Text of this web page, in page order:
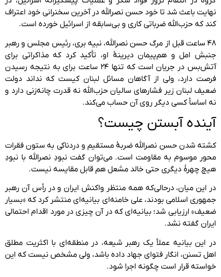
نهایت باعث شد تا خود حسن نصرالله در آخرین سخنرانی خود اعتراف
کند که حزب‌الله ضرباتی کاری و بی‌سابقه از اسرائیل خورده است.
۴۸ ساعت قبل از مرگ حسن نصرالله، نبیه بری، رئیس مجلس و رهبر
جنبش امل و هم‌پیمان دیرینهٔ او، تأکید کرد که مذاکراتی برای
آتش‌بس در جریان است که تنها ۲۴ ساعت برای به نتیجه رسیدن
فرصت دارد، ولی از آگاهان مسائل لبنان کیست که نداند دولت
ضعیف لبنان زیر فشارهای سالیان حزب‌الله نه قدرت چانه‌زنی دارد و
نه اساساً کسی دیگر روی آن حساب می‌کند.
آینده آبستن چیست؟
کشته شدن حسن نصرالله ضربهٔ مستقیم و دردناکی به ستون فقرات
محور موسوم به مقاومت است. می‌توان گفت نبودِ نصرالله با نبودِ
هیچ چهرهٔ دیگری حتی خالد مشعل هم قابل مقایسه نیست.
در این میان، درحالی‌که همه منتظر واکنش ایران و در رأس آن رهبر
جمهوری اسلامی بودند، علی خامنه‌ای بیانیه‌ای منتشر کرد که «بسیار
ضعیف» ارزیابی شد؛ بیانیه‌ای که در آن چیزی در مورد اقدام احتمالی
ایران گفته نشد.
در این بیانیه عملاً یک رهبر شیعه، در منطقه‌ای با اکثریت مطلق
اهل تسنن، انگار فتوای جهاد داده باشد، ولی مشخص نیست که این
خواسته قرار است چگونه اجرا شود.